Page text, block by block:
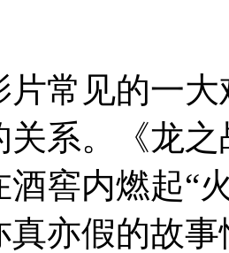
片常见的一
关系。《龙
窖内燃起“
真亦假的故